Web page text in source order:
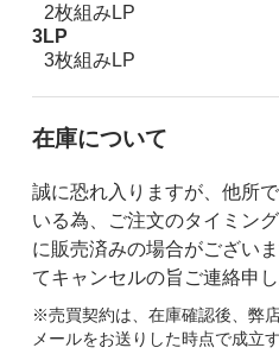
2枚組みLP
3LP
3枚組みLP
在庫について
誠に恐れ入りますが、他所
いる為、ご注文のタイミン
に販売済みの場合がござい
てキャンセルの旨ご連絡申し
※売買契約は、在庫確認後、弊
メールをお送りした時点で成立